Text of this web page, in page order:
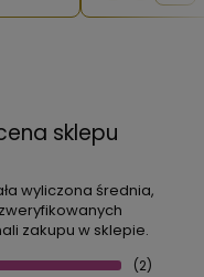
sklepu
wyliczona średnia,
zakupu w sklepie.
(2)